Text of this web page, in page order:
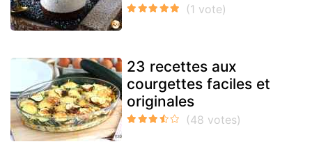
23 recettes aux
courgettes faciles et
originales